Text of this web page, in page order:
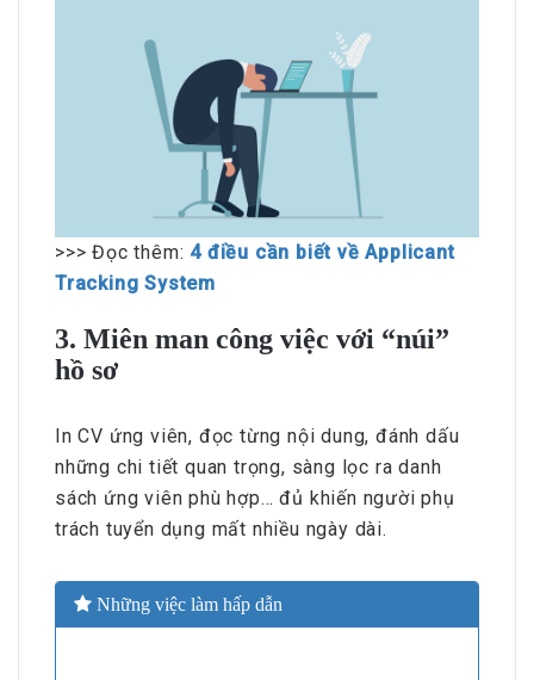
>>> Đọc thêm: 4 điều cần biết về Applicant
Tracking System
3. Miên man công việc với “núi”
hồ sơ
In CV ứng viên, đọc từng nội dung, đánh dấu
những chi tiết quan trọng, sàng lọc ra danh
sách ứng viên phù hợp… đủ khiến người phụ
trách tuyển dụng mất nhiều ngày dài.
Những việc làm hấp dẫn